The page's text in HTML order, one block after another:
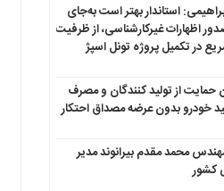
استاندار بهتر است به‌جای
اظهارات غیرکارشناسی، از ظرفیت
در تکمیل پروژه تونل اسپژ
حمایت از تولید کنندگان و مصرف
خودرو بدون عرضه مصداق احتکار
محمد مقدم بیرانوند مدیر
کشور